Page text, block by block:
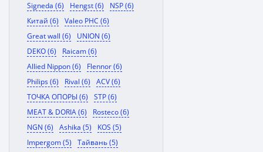
Signeda (6)
Hengst (6)
NSP (6)
Китай (6)
Valeo PHC (6)
Great wall (6)
UNION (6)
DEKO (6)
Raicam (6)
Allied Nippon (6)
Flennor (6)
Philips (6)
Rival (6)
ACV (6)
ТОЧКА ОПОРЫ (6)
STP (6)
MEAT & DORIA (6)
Rosteco (6)
NGN (6)
Ashika (5)
KOS (5)
Impergom (5)
Тайвань (5)